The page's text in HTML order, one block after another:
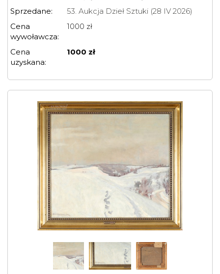
Sprzedane:
53. Aukcja Dzieł Sztuki (28 IV 2026)
Cena
wywoławcza:
1000 zł
Cena
uzyskana:
1000 zł